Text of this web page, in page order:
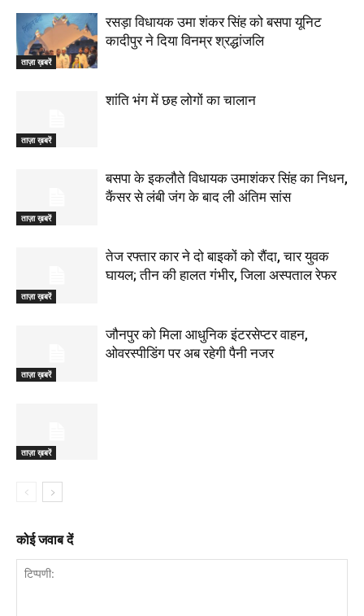
ताज़ा ख़बरें
रसड़ा विधायक उमा शंकर सिंह को बसपा यूनिट
कादीपुर ने दिया विनम्र श्रद्धांजलि
ताज़ा ख़बरें
शांति भंग में छह लोगों का चालान
ताज़ा ख़बरें
बसपा के इकलौते विधायक उमाशंकर सिंह का निधन,
कैंसर से लंबी जंग के बाद ली अंतिम सांस
ताज़ा ख़बरें
तेज रफ्तार कार ने दो बाइकों को रौंदा, चार युवक
घायल; तीन की हालत गंभीर, जिला अस्पताल रेफर
ताज़ा ख़बरें
जौनपुर को मिला आधुनिक इंटरसेप्टर वाहन,
ओवरस्पीडिंग पर अब रहेगी पैनी नजर
ताज़ा ख़बरें
कोई जवाब दें